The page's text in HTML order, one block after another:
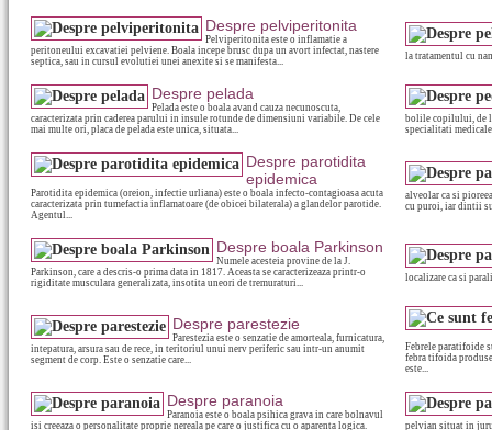
Despre pelviperitonita
Pelviperitonita este o inflamatie a
peritoneului excavatiei pelviene. Boala incepe brusc dupa un avort infectat, nastere
septica, sau in cursul evolutiei unei anexite si se manifesta...
la tratamentul cu
Despre pelada
Pelada este o boala avand cauza necunoscuta,
caracterizata prin caderea parului in insule rotunde de dimensiuni variabile. De cele
mai multe ori, placa de pelada este unica, situata...
bolile copilului, de
specialitati
Despre parotidita
epidemica
Parotidita epidemica (oreion, infectie urliana) este o boala infecto-contagioasa acuta
caracterizata prin tumefactia inflamatoare (de obicei bilaterala) a glandelor parotide.
Agentul...
alveolar ca si
cu puroi, iar dintii
Despre boala Parkinson
Numele acesteia provine de la J.
Parkinson, care a descris-o prima data in 1817. Aceasta se caracterizeaza printr-o
rigiditate musculara generalizata, insotita uneori de tremuraturi...
localizare ca si
Despre parestezie
Parestezia este o senzatie de amorteala, furnicatura,
intepatura, arsura sau de rece, in teritoriul unui nerv periferic sau intr-un anumit
segment de corp. Este o senzatie care...
Febrele paratifoide
febra tifoida
este...
Despre paranoia
Paranoia este o boala psihica grava in care bolnavul
isi creeaza o personalitate proprie nereala pe care o justifica cu o aparenta logica.
pelvian situat in